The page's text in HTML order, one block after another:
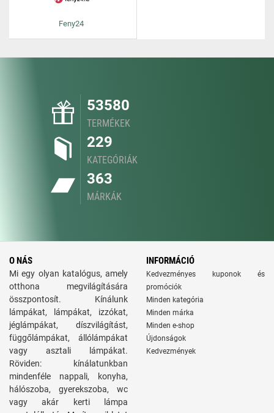
Feny24
53580
TERMÉKEK
229
KATEGÓRIÁK
363
MÁRKÁK
O NÁS
Mi egy olyan katalógus, amely
otthona megvilágítására
összpontosít. Kínálunk
lámpákat, lámpákat, izzókat,
jéglámpákat, díszvilágítást,
függőlámpákat, állólámpákat
vagy asztali lámpákat.
Röviden: kínálatunkban
mindenféle nappali, konyha,
hálószoba, gyerekszoba, wc
vagy akár kerti lámpa
INFORMÁCIÓ
Kedvezményes kuponok és
promóciók
Minden kategória
Minden márka
Minden e-shop
Újdonságok
Kedvezmények